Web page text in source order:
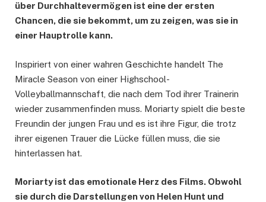
über Durchhaltevermögen ist eine der ersten
Chancen, die sie bekommt, um zu zeigen, was sie in
einer Hauptrolle kann.
Inspiriert von einer wahren Geschichte handelt The
Miracle Season von einer Highschool-
Volleyballmannschaft, die nach dem Tod ihrer Trainerin
wieder zusammenfinden muss. Moriarty spielt die beste
Freundin der jungen Frau und es ist ihre Figur, die trotz
ihrer eigenen Trauer die Lücke füllen muss, die sie
hinterlassen hat.
Moriarty ist das emotionale Herz des Films. Obwohl
sie durch die Darstellungen von Helen Hunt und